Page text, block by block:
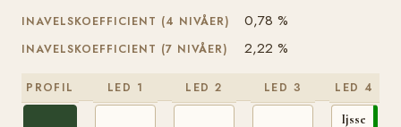
INAVELSKOEFFICIENT (4 NIVÅER) 0,78 %
INAVELSKOEFFICIENT (7 NIVÅER) 2,22 %
PROFIL LED 1 LED 2 LED 3 LED 4